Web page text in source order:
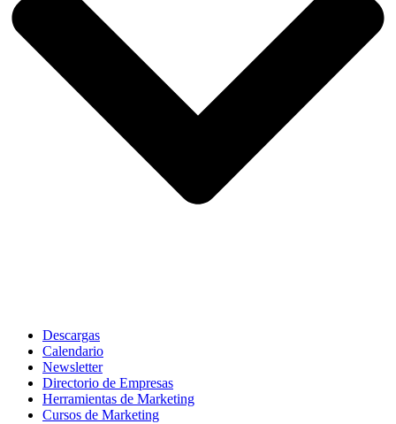
Descargas
Calendario
Newsletter
Directorio de Empresas
Herramientas de Marketing
Cursos de Marketing